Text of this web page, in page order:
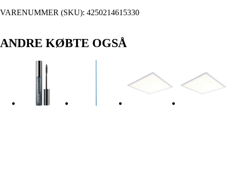
VARENUMMER (SKU): 4250214615330
ANDRE KØBTE OGSÅ